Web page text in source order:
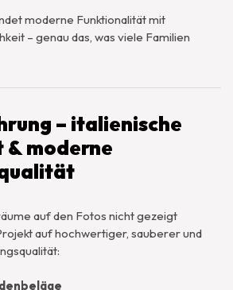
moderne Funktionalität mit
– genau das, was viele Familien
– italienische
moderne
auf den Fotos nicht gezeigt
auf hochwertiger, sauberer und